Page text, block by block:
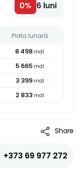
0% 6 luni
Plata lunară
8 498 mdl
5 665 mdl
3 399 mdl
2 833 mdl
Share
+373 69 977 272